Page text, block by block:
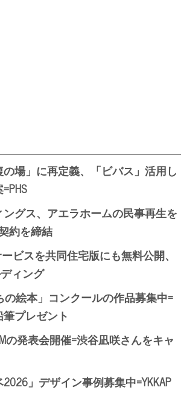
場」に再定義、「ビバス」活用し
グス、アエラホームの民事再生を
約を締結
ビスを共同住宅版にも無料公開、
ィング
絵本」コンクールの作品募集中=
プレゼント
の発表会開催=渋谷凪咲さんをキャ
2026」デザイン事例募集中=YKKAP